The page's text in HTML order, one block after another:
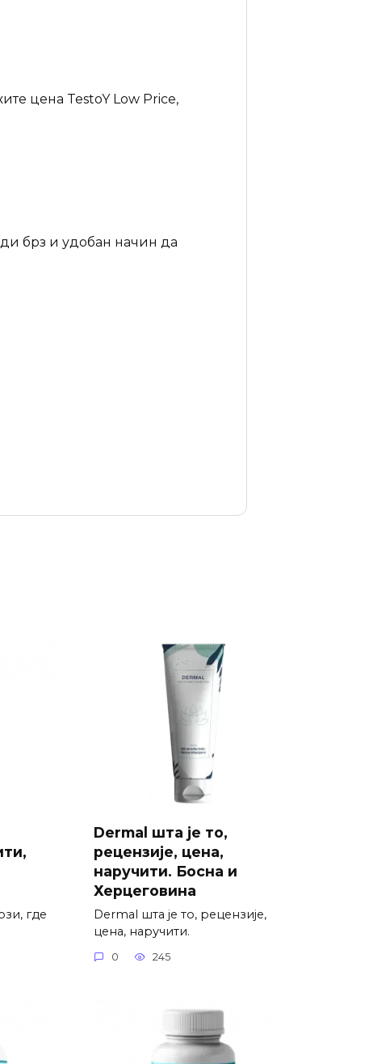
цена TestoY Low Price,
брз и удобан начин да
где
Dermal шта је то,
рецензије, цена,
наручити. Босна и
Херцеговина
Dermal шта је то, рецензије,
цена, наручити.
0 245